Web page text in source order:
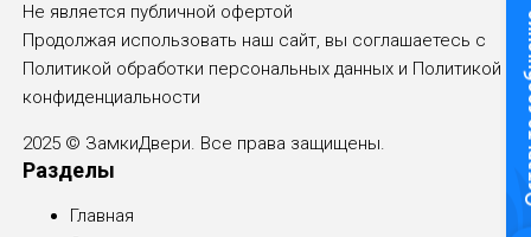
Не является публичной офертой
Продолжая использовать наш сайт, вы соглашаетесь с
Политикой обработки персональных данных и Политикой
конфиденциальности
2025 © ЗамкиДвери. Все права защищены.
Разделы
Главная